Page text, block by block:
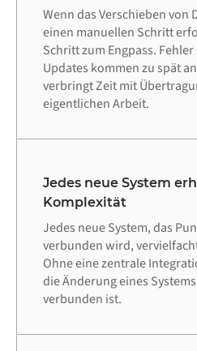
Wenn das Verschieben von
einen manuellen Schritt
Schritt zum Engpass.
Updates kommen zu spät
verbringt Zeit mit
eigentlichen Arbeit.
Jedes neue System
Komplexität
Jedes neue System, das
verbunden wird,
Ohne eine zentrale
die Änderung eines
verbunden ist.